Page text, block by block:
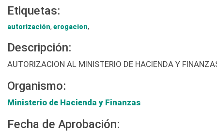
Etiquetas:
autorización, erogacion,
Descripción:
AUTORIZACION AL MINISTERIO DE HACIENDA Y
Organismo:
Ministerio de Hacienda y Finanzas
Fecha de Aprobación: